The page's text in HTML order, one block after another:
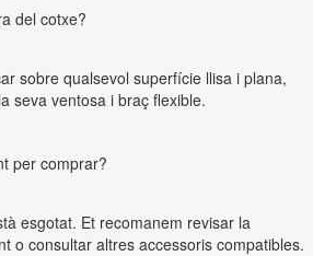
del cotxe?
sobre qualsevol superfície llisa i plana,
seva ventosa i braç flexible.
per comprar?
esgotat. Et recomanem revisar la
o consultar altres accessoris compatibles.